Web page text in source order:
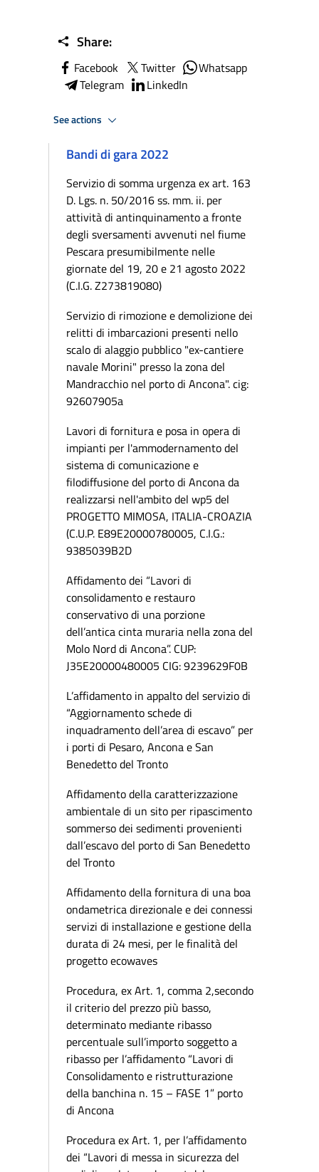
Share:
Facebook Twitter
Whatsapp
Telegram
LinkedIn
See actions
Bandi di gara 2022
Servizio di somma urgenza ex art. 163
D. Lgs. n. 50/2016 ss. mm. ii. per
attività di antinquinamento a fronte
degli sversamenti avvenuti nel fiume
Pescara presumibilmente nelle
giornate del 19, 20 e 21 agosto 2022
(C.I.G. Z273819080)
Servizio di rimozione e demolizione dei
relitti di imbarcazioni presenti nello
scalo di alaggio pubblico "ex-cantiere
navale Morini" presso la zona del
Mandracchio nel porto di Ancona". cig:
92607905a
Lavori di fornitura e posa in opera di
impianti per l'ammodernamento del
sistema di comunicazione e
filodiffusione del porto di Ancona da
realizzarsi nell'ambito del wp5 del
PROGETTO MIMOSA, ITALIA-CROAZIA
(C.U.P. E89E20000780005, C.I.G.:
9385039B2D
Affidamento dei “Lavori di
consolidamento e restauro
conservativo di una porzione
dell’antica cinta muraria nella zona del
Molo Nord di Ancona”. CUP:
J35E20000480005 CIG: 9239629F0B
L’affidamento in appalto del servizio di
“Aggiornamento schede di
inquadramento dell’area di escavo” per
i porti di Pesaro, Ancona e San
Benedetto del Tronto
Affidamento della caratterizzazione
ambientale di un sito per ripascimento
sommerso dei sedimenti provenienti
dall’escavo del porto di San Benedetto
del Tronto
Affidamento della fornitura di una boa
ondametrica direzionale e dei connessi
servizi di installazione e gestione della
durata di 24 mesi, per le finalità del
progetto ecowaves
Procedura, ex Art. 1, comma 2,secondo
il criterio del prezzo più basso,
determinato mediante ribasso
percentuale sull’importo soggetto a
ribasso per l’affidamento “Lavori di
Consolidamento e ristrutturazione
della banchina n. 15 – FASE 1” porto
di Ancona
Procedura ex Art. 1, per l’affidamento
dei “Lavori di messa in sicurezza del